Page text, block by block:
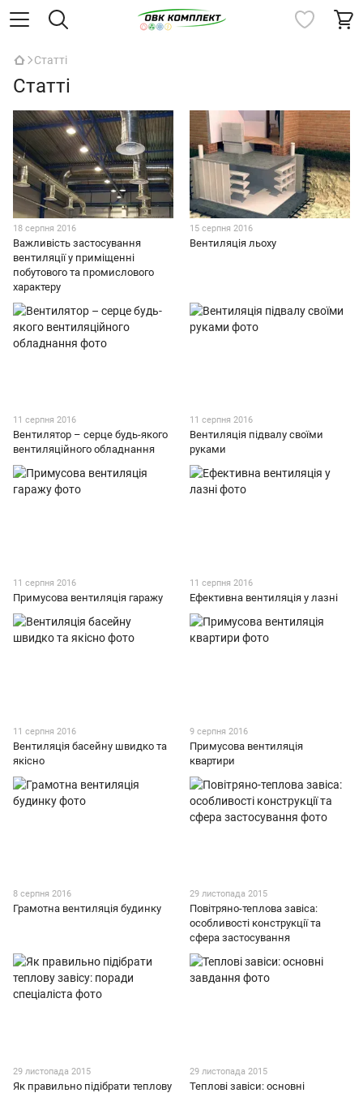
Статті
Статті
18 серпня 2016
Важливість застосування
вентиляції у приміщенні
побутового та промислового
характеру
15 серпня 2016
Вентиляція льоху
11 серпня 2016
Вентилятор – серце будь-якого
вентиляційного обладнання
11 серпня 2016
Вентиляція підвалу своїми
руками
11 серпня 2016
Примусова вентиляція гаражу
11 серпня 2016
Ефективна вентиляція у лазні
11 серпня 2016
Вентиляція басейну швидко та
якісно
9 серпня 2016
Примусова вентиляція
квартири
8 серпня 2016
Грамотна вентиляція будинку
29 листопада 2015
Повітряно-теплова завіса:
особливості конструкції та
сфера застосування
29 листопада 2015
Як правильно підібрати теплову
29 листопада 2015
Теплові завіси: основні